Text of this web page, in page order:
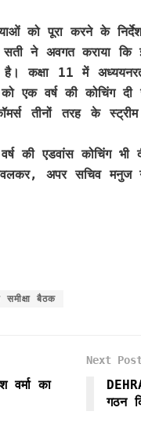
को पूरा करने के
ने अवगत कराया कि
कक्षा 11 में
एक वर्ष की कोचिंग दी
तीनों तरह के
की एडवांस कोचिंग भी
अपर सचिव मनुज
बैठक
वर्मा का
Next
गठन